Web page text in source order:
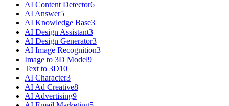
AI Content Detector6
AI Answer5
AI Knowledge Base3
AI Design Assistant3
AI Design Generator3
AI Image Recognition3
Image to 3D Model9
Text to 3D10
AI Character3
AI Ad Creative8
AI Advertising9